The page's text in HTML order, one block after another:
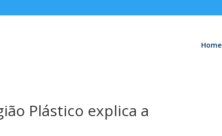
Home
Plástico explica a